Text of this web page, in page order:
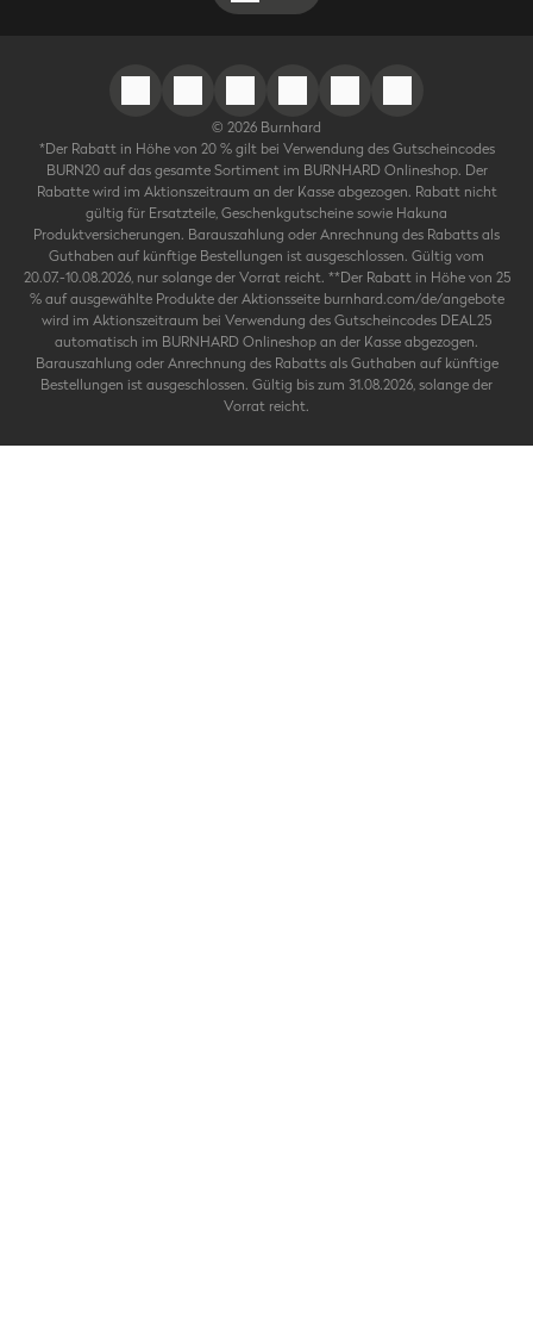
© 2026 Burnhard
*Der Rabatt in Höhe von 20 % gilt bei Verwendung des Gutscheincodes
BURN20 auf das gesamte Sortiment im BURNHARD Onlineshop. Der
Rabatte wird im Aktionszeitraum an der Kasse abgezogen. Rabatt nicht
gültig für Ersatzteile, Geschenkgutscheine sowie Hakuna
Produktversicherungen. Barauszahlung oder Anrechnung des Rabatts als
Guthaben auf künftige Bestellungen ist ausgeschlossen. Gültig vom
20.07.-10.08.2026, nur solange der Vorrat reicht. **Der Rabatt in Höhe von 25
% auf ausgewählte Produkte der Aktionsseite burnhard.com/de/angebote
wird im Aktionszeitraum bei Verwendung des Gutscheincodes DEAL25
automatisch im BURNHARD Onlineshop an der Kasse abgezogen.
Barauszahlung oder Anrechnung des Rabatts als Guthaben auf künftige
Bestellungen ist ausgeschlossen. Gültig bis zum 31.08.2026, solange der
Vorrat reicht.